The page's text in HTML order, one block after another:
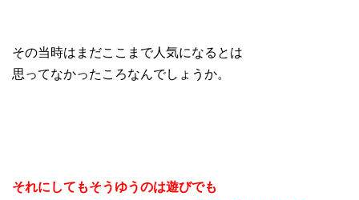
その当時はまだここまで人気になるとは
思ってなかったころなんでしょうか。
それにしてもそうゆうのは遊びでも